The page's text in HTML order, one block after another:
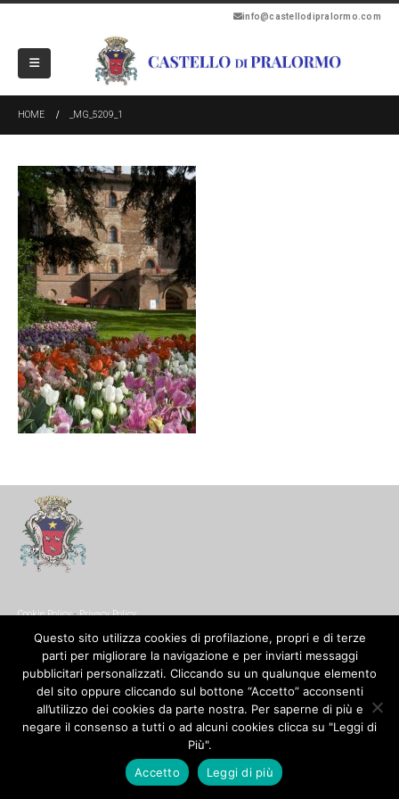
info@castellodipralormo.com
HOME _MG_5209_1
Cookie Policy-Privacy Policy
© Copyright 2017. All Rights Reserved.
Questo sito utilizza cookies di profilazione, propri e di terze
parti per migliorare la navigazione e per inviarti messaggi
pubblicitari personalizzati. Cliccando su un qualunque elemento
del sito oppure cliccando sul bottone “Accetto” acconsenti
all’utilizzo dei cookies da parte nostra. Per saperne di più e
negare il consenso a tutti o ad alcuni cookies clicca su "Leggi di
Più".
Accetto
Leggi di più